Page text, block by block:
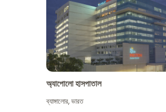
অ্যাপোলো হাসপাতাল
ব্যাঙ্গালোর,ভারত